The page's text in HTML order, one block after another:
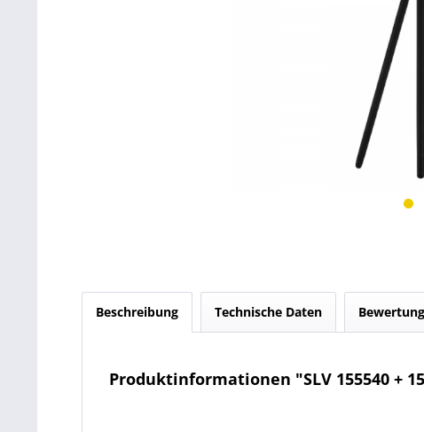
Beschreibung Technische Daten
Produktinformationen "SLV 155540 +